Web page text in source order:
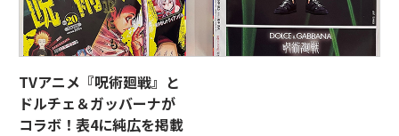
TVアニメ『呪術廻戦』と
ドルチェ＆ガッバーナが
コラボ！表4に純広を掲載